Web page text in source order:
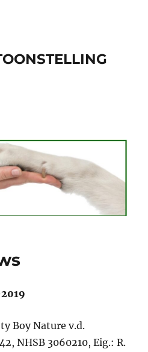
Boy Nature v.d.
NHSB 3060210, Eig.: R.